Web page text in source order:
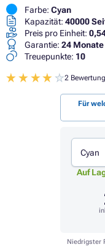
Farbe: Cyan
Kapazität: 40000
Preis pro Einheit:
Garantie: 24 Monate
Treuepunkte: 10
2 Bewertung
Für
Cyan
Auf
Niedrigster